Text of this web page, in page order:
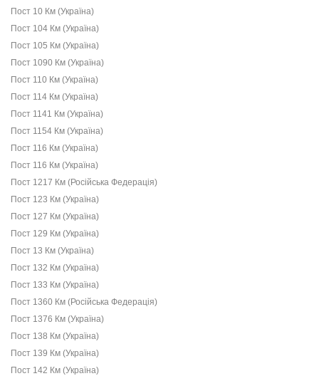
Пост 10 Км (Україна)
Пост 104 Км (Україна)
Пост 105 Км (Україна)
Пост 1090 Км (Україна)
Пост 110 Км (Україна)
Пост 114 Км (Україна)
Пост 1141 Км (Україна)
Пост 1154 Км (Україна)
Пост 116 Км (Україна)
Пост 116 Км (Україна)
Пост 1217 Км (Російська Федерація)
Пост 123 Км (Україна)
Пост 127 Км (Україна)
Пост 129 Км (Україна)
Пост 13 Км (Україна)
Пост 132 Км (Україна)
Пост 133 Км (Україна)
Пост 1360 Км (Російська Федерація)
Пост 1376 Км (Україна)
Пост 138 Км (Україна)
Пост 139 Км (Україна)
Пост 142 Км (Україна)